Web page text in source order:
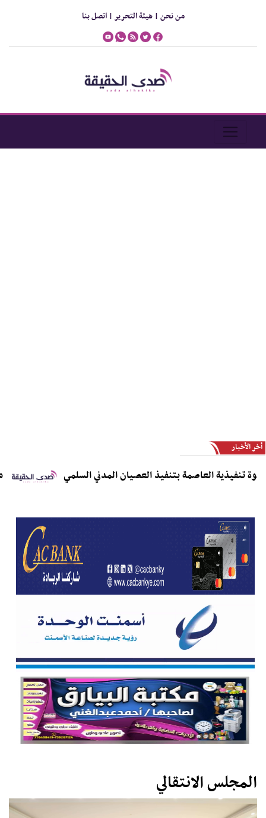
من نحن |هيئة التحرير |اتصل بنا
أخر الأخبار
العاصمة بتنفيذ العصيان المدني السلمي
المجلس الانتقالي